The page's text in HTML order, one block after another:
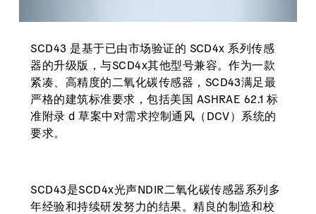
SCD43 是基于已由市场验证的 SCD4x 系列传感
器的升级版，与SCD4x其他型号兼容。作为一款
紧凑、高精度的二氧化碳传感器，SCD43满足最
严格的建筑标准要求，包括美国 ASHRAE 62.1 标
准附录 d 草案中对需求控制通风（DCV）系统的
要求。
SCD43是SCD4x光声NDIR二氧化碳传感器系列多
年经验和持续研发努力的结果。精良的制造和校